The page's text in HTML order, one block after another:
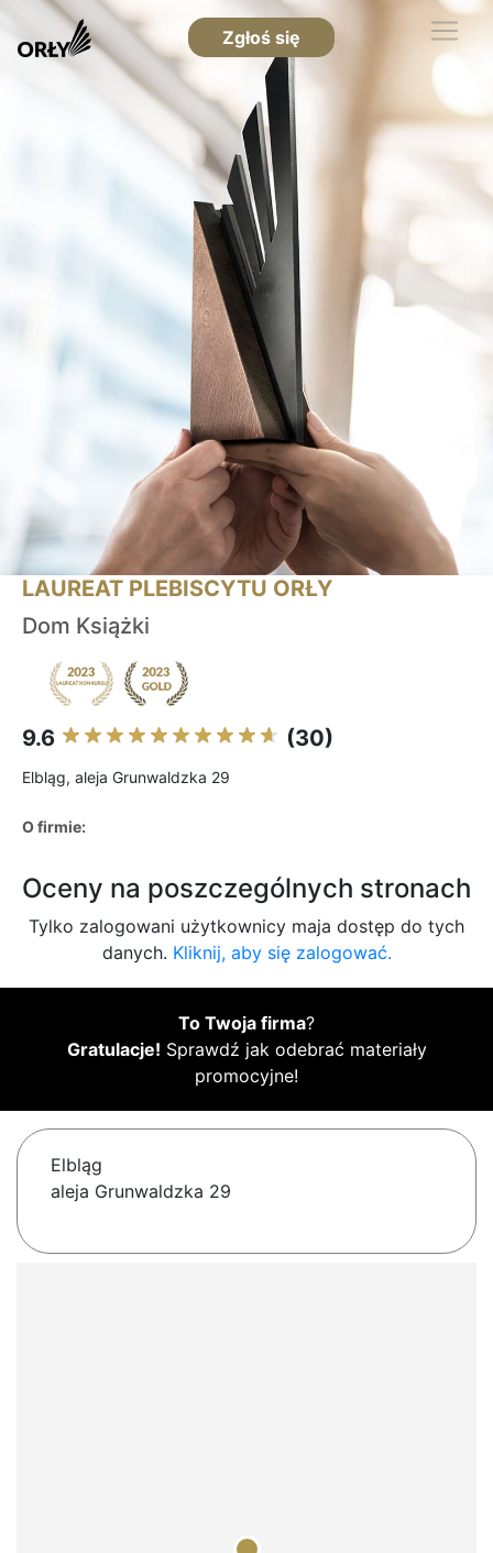
Zgłoś się
LAUREAT PLEBISCYTU ORŁY
Dom Książki
9.6 (30)
Elbląg, aleja Grunwaldzka 29
O firmie:
Oceny na poszczególnych stronach
Tylko zalogowani użytkownicy maja dostęp do tych
danych. Kliknij, aby się zalogować.
To Twoja firma?
Gratulacje! Sprawdź jak odebrać materiały
promocyjne!
Elbląg
aleja Grunwaldzka 29